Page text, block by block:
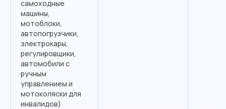
самоходные
машины,
мотоблоки,
автопогрузчики,
электрокары,
регулировщики,
автомобили с
ручным
управлением и
мотоколяски для
инвалидов)